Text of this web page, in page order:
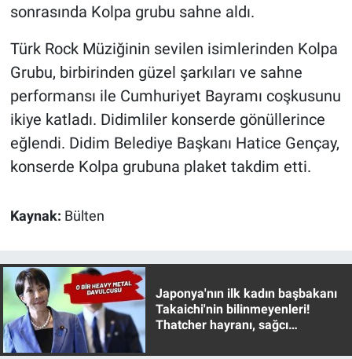
sonrasında Kolpa grubu sahne aldı.
Türk Rock Müziğinin sevilen isimlerinden Kolpa
Grubu, birbirinden güzel şarkıları ve sahne
performansı ile Cumhuriyet Bayramı coşkusunu
ikiye katladı. Didimliler konserde gönüllerince
eğlendi. Didim Belediye Başkanı Hatice Gençay,
konserde Kolpa grubuna plaket takdim etti.
Kaynak: Bülten
Japonya'nın ilk kadın başbakanı
Takaichi'nin bilinmeyenleri!
Thatcher hayranı, sağcı